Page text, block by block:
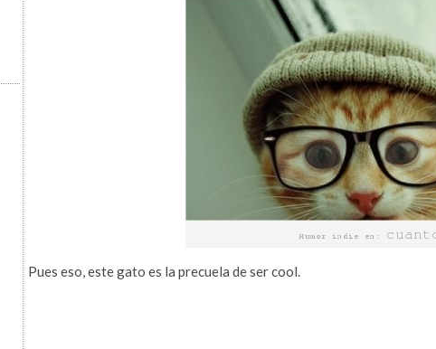
Pues eso, este gato es la precuela de ser cool.